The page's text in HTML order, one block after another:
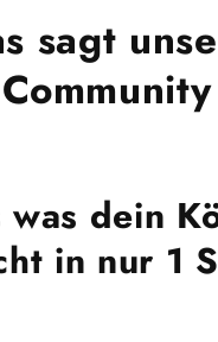
sagt
Community
was dein
in nur 1